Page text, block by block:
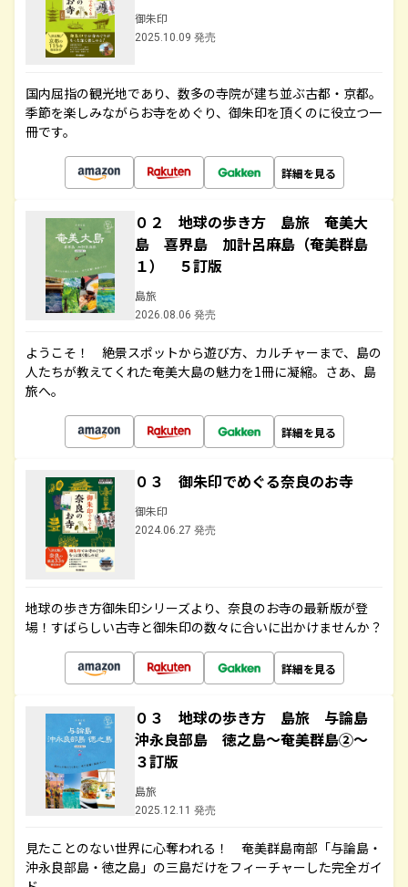
御朱印
2025.10.09 発売
国内屈指の観光地であり、数多の寺院が建ち並ぶ古都・京都。
季節を楽しみながらお寺をめぐり、御朱印を頂くのに役立つ一
冊です。
詳細を見る
０２ 地球の歩き方 島旅 奄美大
島 喜界島 加計呂麻島（奄美群島
１） ５訂版
島旅
2026.08.06 発売
ようこそ！ 絶景スポットから遊び方、カルチャーまで、島の
人たちが教えてくれた奄美大島の魅力を1冊に凝縮。さあ、島
旅へ。
詳細を見る
０３ 御朱印でめぐる奈良のお寺
御朱印
2024.06.27 発売
地球の歩き方御朱印シリーズより、奈良のお寺の最新版が登
場！すばらしい古寺と御朱印の数々に合いに出かけませんか？
詳細を見る
０３ 地球の歩き方 島旅 与論島
沖永良部島 徳之島～奄美群島②～
３訂版
島旅
2025.12.11 発売
見たことのない世界に心奪われる！ 奄美群島南部「与論島・
沖永良部島・徳之島」の三島だけをフィーチャーした完全ガイ